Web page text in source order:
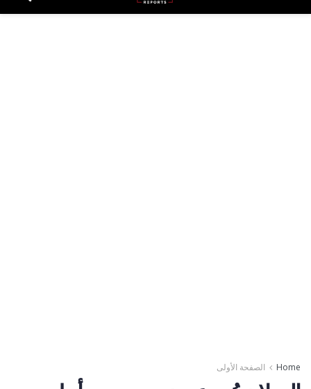
Home الصفحة الأولى